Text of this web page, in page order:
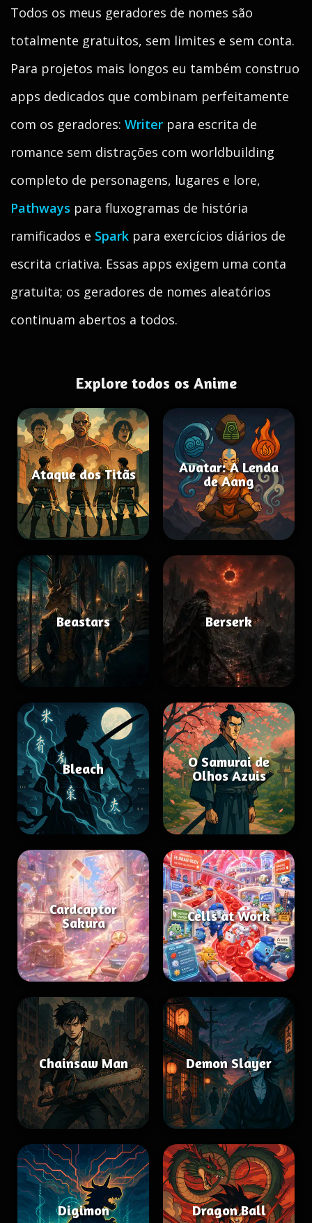
Todos os meus geradores de nomes são
totalmente gratuitos, sem limites e sem conta.
Para projetos mais longos eu também construo
apps dedicados que combinam perfeitamente
com os geradores: Writer para escrita de
romance sem distrações com worldbuilding
completo de personagens, lugares e lore,
Pathways para fluxogramas de história
ramificados e Spark para exercícios diários de
escrita criativa. Essas apps exigem uma conta
gratuita; os geradores de nomes aleatórios
continuam abertos a todos.
Explore todos os Anime
Ataque dos Titãs
Avatar: A Lenda
de Aang
Beastars Berserk
Bleach
O Samurai de
Olhos Azuis
Cardcaptor
Sakura
Cells at Work
Chainsaw Man Demon Slayer
Digimon Dragon Ball